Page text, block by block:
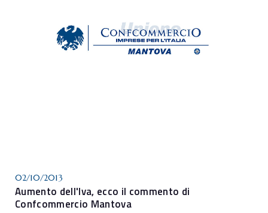
02/10/2013
Aumento dell'Iva, ecco il commento di
Confcommercio Mantova